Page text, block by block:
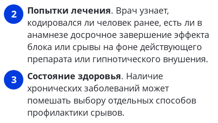
Попытки лечения. Врач узнает,
кодировался ли человек ранее, есть ли в
анамнезе досрочное завершение эффекта
блока или срывы на фоне действующего
препарата или гипнотического внушения.
Состояние здоровья. Наличие
хронических заболеваний может
помешать выбору отдельных способов
профилактики срывов.